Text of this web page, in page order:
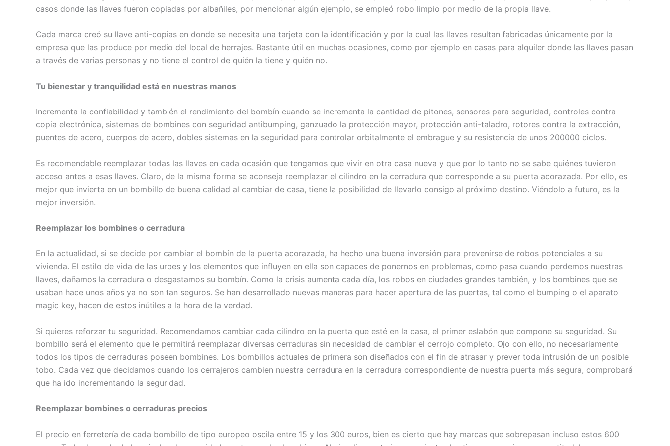
casos donde las llaves fueron copiadas por albañiles, por mencionar algún ejemplo, se empleó robo limpio por medio de la propia llave.
Cada marca creó su llave anti-copias en donde se necesita una tarjeta con la identificación y por la cual las llaves resultan fabricadas únicamente por la
empresa que las produce por medio del local de herrajes. Bastante útil en muchas ocasiones, como por ejemplo en casas para alquiler donde las llaves pasan
a través de varias personas y no tiene el control de quién la tiene y quién no.
Tu bienestar y tranquilidad está en nuestras manos
Incrementa la confiabilidad y también el rendimiento del bombín cuando se incrementa la cantidad de pitones, sensores para seguridad, controles contra
copia electrónica, sistemas de bombines con seguridad antibumping, ganzuado la protección mayor, protección anti-taladro, rotores contra la extracción,
puentes de acero, cuerpos de acero, dobles sistemas en la seguridad para controlar orbitalmente el embrague y su resistencia de unos 200000 ciclos.
Es recomendable reemplazar todas las llaves en cada ocasión que tengamos que vivir en otra casa nueva y que por lo tanto no se sabe quiénes tuvieron
acceso antes a esas llaves. Claro, de la misma forma se aconseja reemplazar el cilindro en la cerradura que corresponde a su puerta acorazada. Por ello, es
mejor que invierta en un bombillo de buena calidad al cambiar de casa, tiene la posibilidad de llevarlo consigo al próximo destino. Viéndolo a futuro, es la
mejor inversión.
Reemplazar los bombines o cerradura
En la actualidad, si se decide por cambiar el bombín de la puerta acorazada, ha hecho una buena inversión para prevenirse de robos potenciales a su
vivienda. El estilo de vida de las urbes y los elementos que influyen en ella son capaces de ponernos en problemas, como pasa cuando perdemos nuestras
llaves, dañamos la cerradura o desgastamos su bombín. Como la crisis aumenta cada día, los robos en ciudades grandes también, y los bombines que se
usaban hace unos años ya no son tan seguros. Se han desarrollado nuevas maneras para hacer apertura de las puertas, tal como el bumping o el aparato
magic key, hacen de estos inútiles a la hora de la verdad.
Si quieres reforzar tu seguridad. Recomendamos cambiar cada cilindro en la puerta que esté en la casa, el primer eslabón que compone su seguridad. Su
bombillo será el elemento que le permitirá reemplazar diversas cerraduras sin necesidad de cambiar el cerrojo completo. Ojo con ello, no necesariamente
todos los tipos de cerraduras poseen bombines. Los bombillos actuales de primera son diseñados con el fin de atrasar y prever toda intrusión de un posible
tobo. Cada vez que decidamos cuando los cerrajeros cambien nuestra cerradura en la cerradura correspondiente de nuestra puerta más segura, comprobará
que ha ido incrementando la seguridad.
Reemplazar bombines o cerraduras precios
El precio en ferretería de cada bombillo de tipo europeo oscila entre 15 y los 300 euros, bien es cierto que hay marcas que sobrepasan incluso estos 600